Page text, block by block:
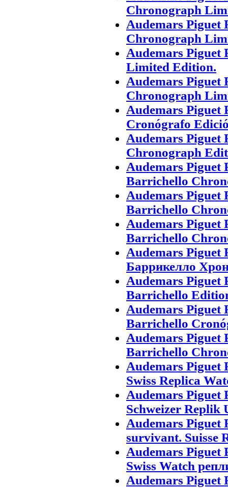
Chronograph
Audemars Piguet
Chronograph
Audemars Piguet
Limited Edition.
Audemars Piguet
Chronograph
Audemars Piguet
Cronógrafo
Audemars Piguet
Chronograph
Audemars Piguet
Barrichello
Audemars Piguet
Barrichello
Audemars Piguet
Barrichello
Audemars
Баррикелло
Audemars Piguet
Barrichello
Audemars Piguet
Barrichello
Audemars Piguet
Barrichello
Audemars
Swiss Replica
Audemars
Schweizer Replik
Audemars Piguet
survivant. Suisse
Audemars
Swiss Watch
Audemars